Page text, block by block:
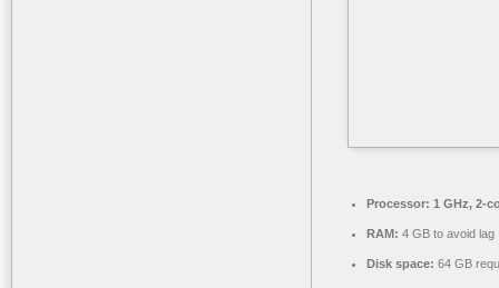
Processor: 1 GHz, 2-
RAM: 4 GB to avoid lag
Disk space: 64 GB